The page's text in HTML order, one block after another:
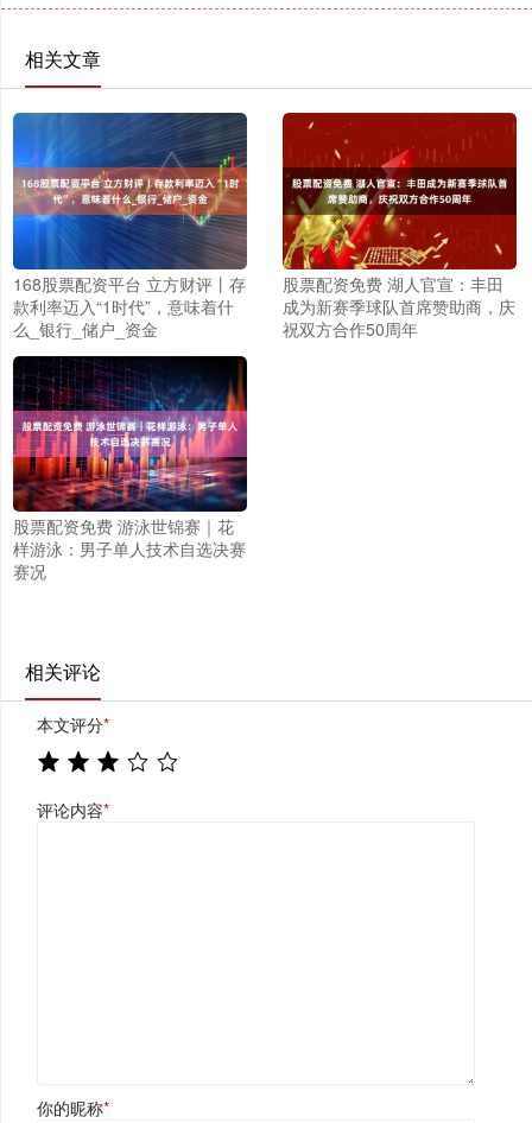
相关文章
168股票配资平台 立方财评丨存
款利率迈入“1时代”，意味着什
么_银行_储户_资金
股票配资免费 湖人官宣：丰田
成为新赛季球队首席赞助商，庆
祝双方合作50周年
股票配资免费 游泳世锦赛｜花
样游泳：男子单人技术自选决赛
赛况
相关评论
本文评分*
评论内容*
你的昵称*